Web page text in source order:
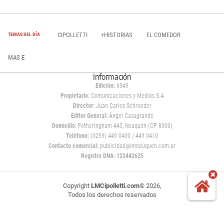
TEMAS DEL DÍA CIPOLLETTI +HISTORIAS EL COMEDOR
MAS E
Información
Edición: 6949
Propietario:Comunicaciones y Medios S.A
Director: Juan Carlos Schroeder
Editor General:Ángel Casagrande
Domicilio:Fotheringham 445, Neuquén (CP 8300)
Teléfono: (0299) 449 0400 / 449 0410
Contacto comercial: publicidad@lmneuquen.com.ar
Registro DNA: 123442625
Copyright LMCipolletti.com© 2026,
Todos los derechos reservados